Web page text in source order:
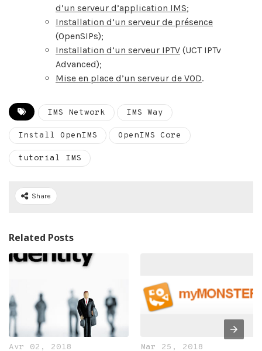
d’un serveur d’application IMS;
Installation d’un serveur de présence
(OpenSIPs);
Installation d’un serveur IPTV (UCT IPTv
Advanced);
Mise en place d’un serveur de VOD.
IMS Network IMS Way
Install OpenIMS OpenIMS Core
tutorial IMS
Share
Related Posts
Avr 02, 2018 Mar 25, 2018